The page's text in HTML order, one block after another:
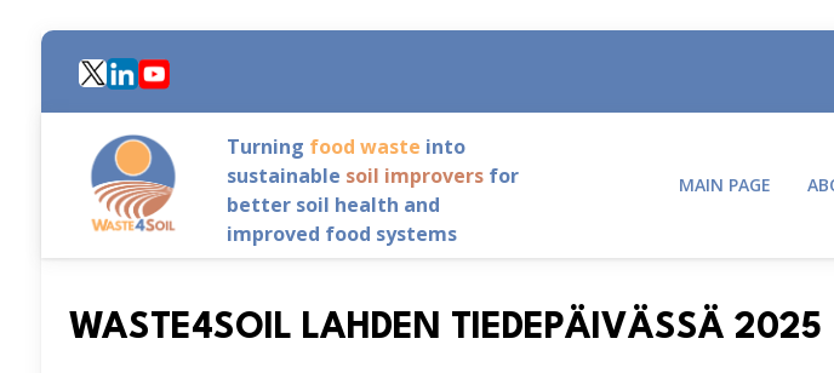
content
Turning food waste into
sustainable soil improversfor
better soil health and
improved food systems
MAIN PAGE
WASTE4SOIL LAHDEN TIEDEPÄIVÄSSÄ 2025